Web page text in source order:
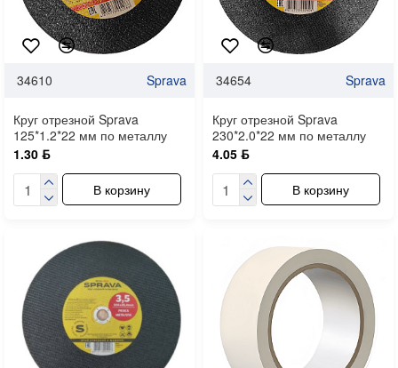
34610 Sprava
Круг отрезной Sprava
125*1.2*22 мм по металлу
1.30 ƃ
В корзину
34654 Sprava
Круг отрезной Sprava
230*2.0*22 мм по металлу
4.05 ƃ
В корзину